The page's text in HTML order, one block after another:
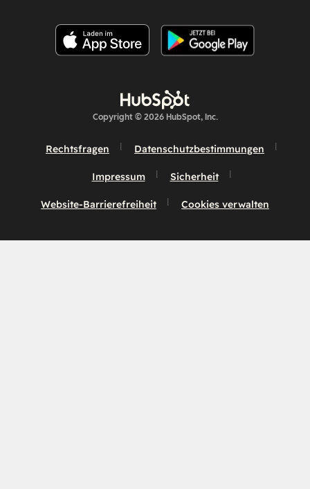
Copyright © 2026 HubSpot, Inc.
Rechtsfragen Datenschutzbestimmungen
Impressum Sicherheit
Website-Barrierefreiheit Cookies verwalten